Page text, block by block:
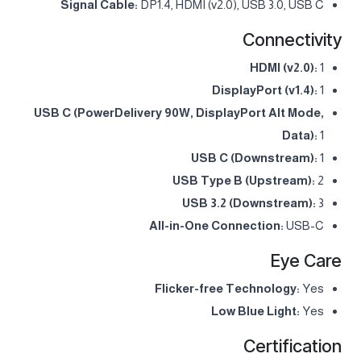
Signal Cable: DP1.4, HDMI (v2.0), USB 3.0, USB C
Connectivity
HDMI (v2.0): 1
DisplayPort (v1.4): 1
USB C (PowerDelivery 90W, DisplayPort Alt Mode,
Data): 1
USB C (Downstream): 1
USB Type B (Upstream): 2
USB 3.2 (Downstream): 3
All-in-One Connection: USB-C
Eye Care
Flicker-free Technology: Yes
Low Blue Light: Yes
Certification